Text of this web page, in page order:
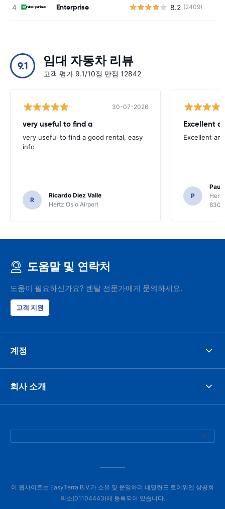
Enterprise 8.2 (2409)
9.1 임대 자동차 리뷰
고객 평가 9.1/10점 만점 12842
30-07-2026
very useful to find a
very useful to find a good rental, easy
info
R
Ricardo Diez Valle
Hertz Oslo Airport
Excellent
Excellent
P
Paul
8300
도움말 및 연락처
도움이 필요하신가요? 렌탈 전문가에게 문의하세요.
고객 지원
계정
회사 소개
이 웹사이트는 EasyTerra B.V.가 소유 및 운영하며 네덜란드 로이워덴 상공회
의소(01104443)에 등록되어 있습니다.